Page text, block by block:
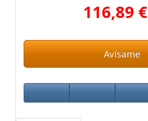
116,89 €
Avísame